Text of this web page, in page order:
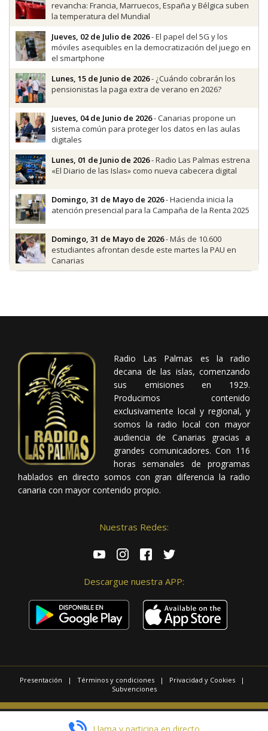
revancha: Francia, Marruecos, España y Bélgica suben
la temperatura del Mundial
Jueves, 02 de Julio de 2026- El papel del 5G y los
móviles asequibles en la democratización del juego en
el smartphone
Lunes, 15 de Junio de 2026- ¿Cuándo cobrarán los
pensionistas la paga extra de verano en 2026?
Jueves, 04 de Junio de 2026- Canarias propone un
sistema común para proteger los datos en las aulas
digitales
Lunes, 01 de Junio de 2026- Radio Las Palmas estrena
«El Diario de las Islas» como nueva cabecera digital
Domingo, 31 de Mayo de 2026- Hacienda inicia la
atención presencial para la Campaña de la Renta 2025
Domingo, 31 de Mayo de 2026- Más de 10.600
estudiantes afrontan desde este martes la PAU en
Canarias
Radio Las Palmas es la radio
decana de las islas, comenzando
sus emisiones en 1929.
Producimos contenido
exclusivamente local y regional, y
somos la radio local con mayor
audiencia de Canarias gracias a
grandes comunicadores. Con 116
horas semanales de programas
hablados en directo somos con gran diferencia la radio
canaria con mayor contenido propio.
Nuestras Redes:
Descargue nuestra APP:
Presentación | Términos y condiciones | Privacidad y Cookies |
Subvenciones